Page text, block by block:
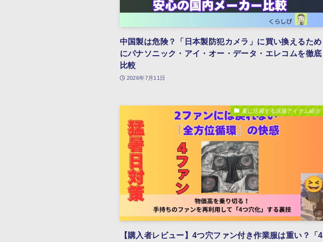
中国製は危険？「日本製防犯カメラ」に買い換えるため
にパナソニック・アイ・オー・データ・エレコムを徹底
比較
2026年7月11日
夏に活躍する涼感アイテム紹介
【購入者レビュー】4つ穴ファン付き作業服は重い？「4